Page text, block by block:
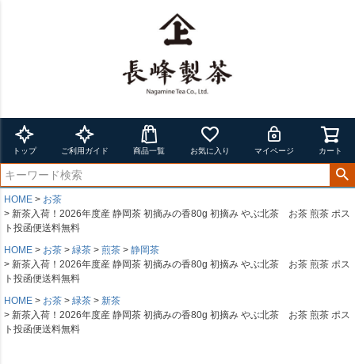
トップ ご利用ガイド 商品一覧 お気に入り マイページ カート
HOME
お茶
新茶入荷！2026年度産 静岡茶 初摘みの香80g 初摘み やぶ北茶 お茶 煎茶 ポス
ト投函便送料無料
HOME
お茶 緑茶 煎茶
静岡茶
新茶入荷！2026年度産 静岡茶 初摘みの香80g 初摘み やぶ北茶 お茶 煎茶 ポス
ト投函便送料無料
HOME
お茶 緑茶
新茶
新茶入荷！2026年度産 静岡茶 初摘みの香80g 初摘み やぶ北茶 お茶 煎茶 ポス
ト投函便送料無料